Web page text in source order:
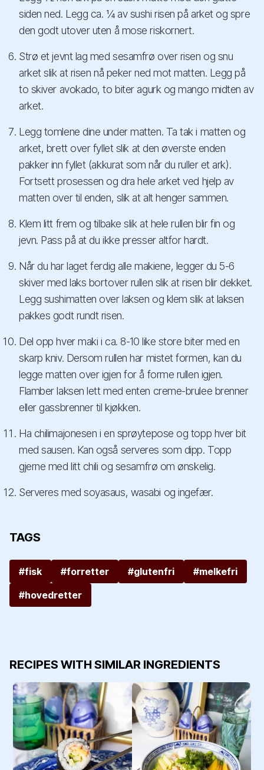
siden ned. Legg ca. ¼ av sushi risen på arket og spre
den godt utover uten å mose riskornert.
Strø et jevnt lag med sesamfrø over risen og snu
arket slik at risen nå peker ned mot matten. Legg på
to skiver avokado, to biter agurk og mango midten av
arket.
Legg tomlene dine under matten. Ta tak i matten og
arket, brett over fyllet slik at den øverste enden
pakker inn fyllet (akkurat som når du ruller et ark).
Fortsett prosessen og dra hele arket ved hjelp av
matten over til enden, slik at alt henger sammen.
Klem litt frem og tilbake slik at hele rullen blir fin og
jevn. Pass på at du ikke presser altfor hardt.
Når du har laget ferdig alle makiene, legger du 5-6
skiver med laks bortover rullen slik at risen blir dekket.
Legg sushimatten over laksen og klem slik at laksen
pakkes godt rundt risen.
Del opp hver maki i ca. 8-10 like store biter med en
skarp kniv. Dersom rullen har mistet formen, kan du
legge matten over igjen for å forme rullen igjen.
Flamber laksen lett med enten creme-brulee brenner
eller gassbrenner til kjøkken.
Ha chilimajonesen i en sprøytepose og topp hver bit
med sausen. Kan også serveres som dipp. Topp
gjerne med litt chili og sesamfrø om ønskelig.
Serveres med soyasaus, wasabi og ingefær.
TAGS
#fisk #forretter #glutenfri
#melkefri
#hovedretter
RECIPES WITH SIMILAR INGREDIENTS